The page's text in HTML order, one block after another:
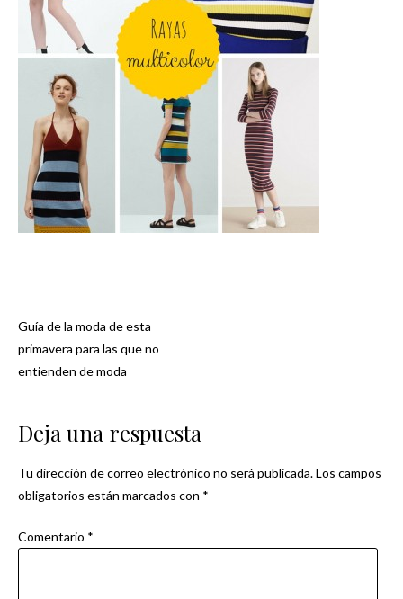
Navegación
de
entradas
Guía de la moda de esta
primavera para las que no
entienden de moda
Deja una respuesta
Tu dirección de correo electrónico no será publicada.Los campos
obligatorios están marcados con *
Comentario *